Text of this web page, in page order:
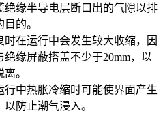
缘半导电层断口出的气隙以排
的。
在运行中会发生较大收缩，因
缘屏蔽搭盖不少于20mm，以
。
中热胀冷缩时可能使界面产生
防止潮气浸入。